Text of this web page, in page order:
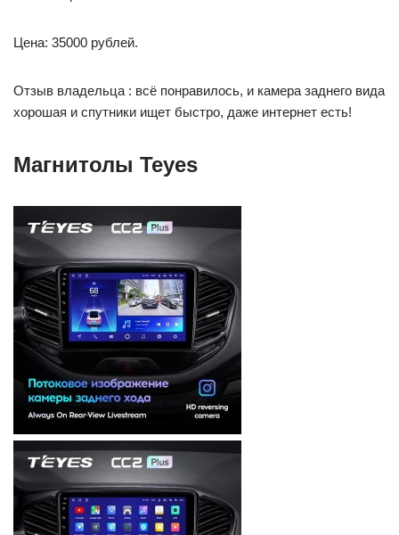
Цена: 35000 рублей.
Отзыв владельца : всё понравилось, и камера заднего вида
хорошая и спутники ищет быстро, даже интернет есть!
Магнитолы Teyes